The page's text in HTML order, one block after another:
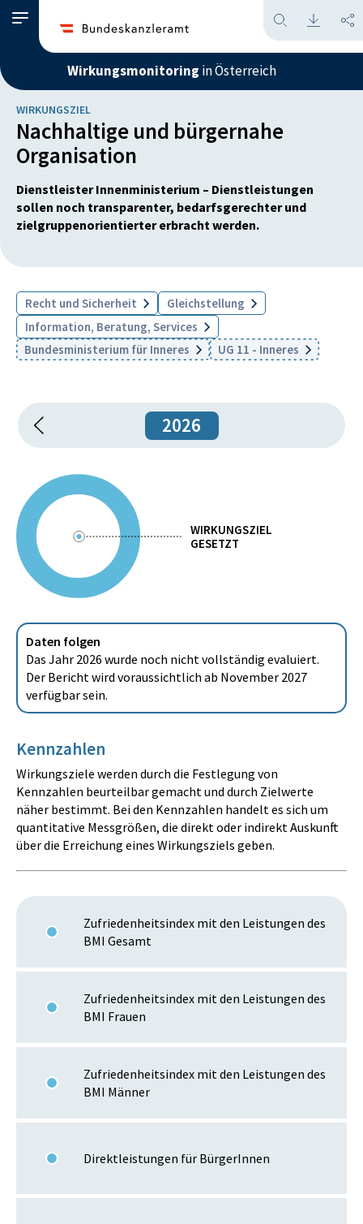
Wirkungsmonitoring in Österreich
WIRKUNGSZIEL
Nachhaltige und bürgernahe
Organisation
Dienstleister Innenministerium – Dienstleistungen
sollen noch transparenter, bedarfsgerechter und
zielgruppenorientierter erbracht werden.
Recht und Sicherheit
Gleichstellung
Information, Beratung, Services
Bundesministerium für Inneres
UG 11 - Inneres
2026
WIRKUNGSZIEL
GESETZT
Daten folgen
Das Jahr 2026 wurde noch nicht vollständig evaluiert.
Der Bericht wird voraussichtlich ab November 2027
verfügbar sein.
Kennzahlen
Wirkungsziele werden durch die Festlegung von
Kennzahlen beurteilbar gemacht und durch Zielwerte
näher bestimmt. Bei den Kennzahlen handelt es sich um
quantitative Messgrößen, die direkt oder indirekt Auskunft
über die Erreichung eines Wirkungsziels geben.
Zufriedenheitsindex mit den Leistungen des
BMI Gesamt
Zufriedenheitsindex mit den Leistungen des
BMI Frauen
Zufriedenheitsindex mit den Leistungen des
BMI Männer
Direktleistungen für BürgerInnen